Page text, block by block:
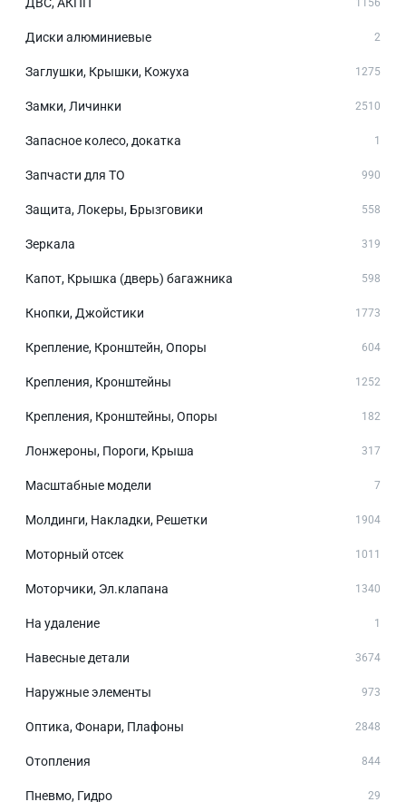
1156
Диски алюминиевые 2
Заглушки, Крышки, Кожуха 1275
Замки, Личинки 2510
Запасное колесо, докатка 1
Запчасти для ТО 990
Защита, Локеры, Брызговики 558
Зеркала 319
Капот, Крышка (дверь) багажника 598
Кнопки, Джойстики 1773
Крепление, Кронштейн, Опоры 604
Крепления, Кронштейны 1252
Крепления, Кронштейны, Опоры 182
Лонжероны, Пороги, Крыша 317
Масштабные модели 7
Молдинги, Накладки, Решетки 1904
Моторный отсек 1011
Моторчики, Эл.клапана 1340
На удаление 1
Навесные детали 3674
Наружные элементы 973
Оптика, Фонари, Плафоны 2848
Отопления 844
Пневмо, Гидро 29